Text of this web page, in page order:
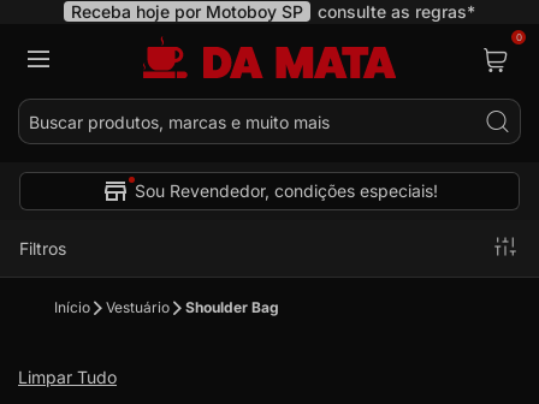
Receba hoje por Motoboy SP consulte as regras*
0
Sou Revendedor, condições especiais!
Início Vestuário Shoulder Bag
Limpar Tudo
Filtros